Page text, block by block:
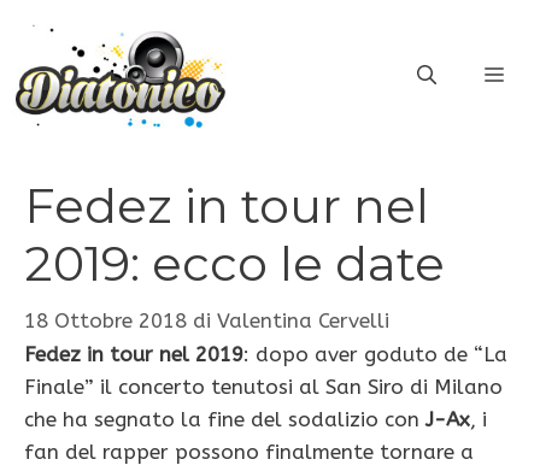
contenuto
Fedez in tour nel
2019: ecco le date
18 Ottobre 2018 di Valentina Cervelli
Fedez in tour nel 2019: dopo aver goduto de “La
Finale” il concerto tenutosi al San Siro di Milano
che ha segnato la fine del sodalizio con J-Ax, i
fan del rapper possono finalmente tornare a